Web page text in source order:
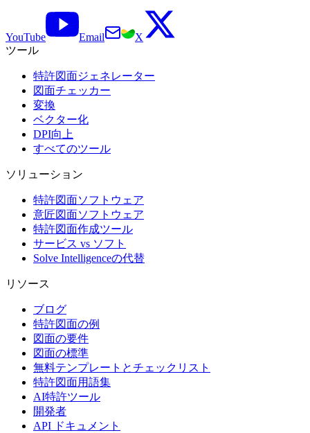
YouTube Email
X
ツール
特許図面ジェネレーター
図面チェッカー
変換
ベクター化
DPI向上
すべてのツール
ソリューション
特許図面ソフトウェア
意匠図面ソフトウェア
特許図面作成ツール
サービス vs ソフト
Solve Intelligenceの代替
リソース
ブログ
特許図面の例
図面の要件
図面の標準
無料テンプレートとチェックリスト
特許図面用語集
AI特許ツール
開発者
API ドキュメント